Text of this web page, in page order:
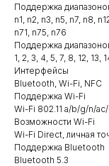
Поддержка
n1, n2, n3, n5, n7, n8,
n71, n75, n76
Поддержка
1, 2, 3, 4, 5, 7, 8, 12, 13,
Интерфейсы
Bluetooth, Wi-Fi, NFC
Поддержка Wi-Fi
Wi-Fi 802.11 a/b/g/n/
Возможности Wi-Fi
Wi-Fi Direct, личная
Поддержка Bluetooth
Bluetooth 5.3